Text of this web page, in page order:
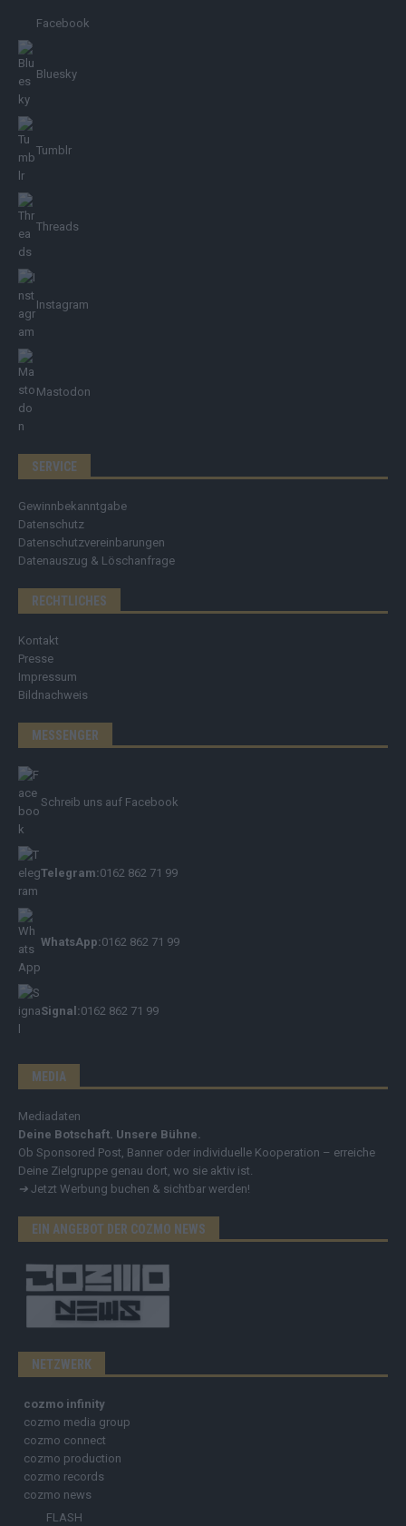
Facebook
Bluesky
Tumblr
Threads
Instagram
Mastodon
SERVICE
Gewinnbekanntgabe
Datenschutz
Datenschutzvereinbarungen
Datenauszug & Löschanfrage
RECHTLICHES
Kontakt
Presse
Impressum
Bildnachweis
MESSENGER
Schreib uns auf Facebook
Telegram:0162 862 71 99
WhatsApp:0162 862 71 99
Signal:0162 862 71 99
MEDIA
Mediadaten
Deine Botschaft. Unsere Bühne.
Ob Sponsored Post, Banner oder individuelle Kooperation – erreiche
Deine Zielgruppe genau dort, wo sie aktiv ist.
➔ Jetzt Werbung buchen & sichtbar werden!
EIN ANGEBOT DER COZMO NEWS
NETZWERK
cozmo infinity
cozmo media group
cozmo connect
cozmo production
cozmo records
cozmo news
FLASH